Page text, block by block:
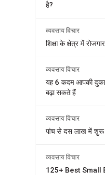
है?
व्यवसाय विचार
शिक्षा के क्षेत्र में
व्यवसाय विचार
यह 6 कदम आपकी
बढ़ा सकते हैं
व्यवसाय विचार
पांच से दस लाख में
व्यवसाय विचार
125+ Best Small